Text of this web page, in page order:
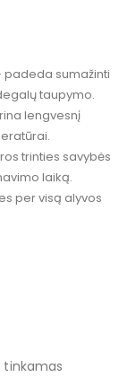
padeda sumažinti
taupymo.
lengvesnį
trinties savybės
laiką.
per visą alyvos
tinkamas